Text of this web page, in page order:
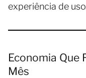
experiência de
Economia Que
Mês